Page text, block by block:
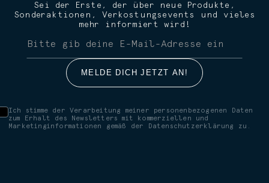
Sei der Erste, der über neue Produkte,
Sonderaktionen, Verkostungsevents und vieles
mehr informiert wird!
Ich stimme der Verarbeitung meiner personenbezogenen Daten
zum Erhalt des Newsletters mit kommerziellen und
Marketinginformationen gemäß der Datenschutzerklärung zu.